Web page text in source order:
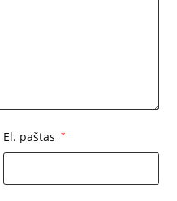
El. paštas *